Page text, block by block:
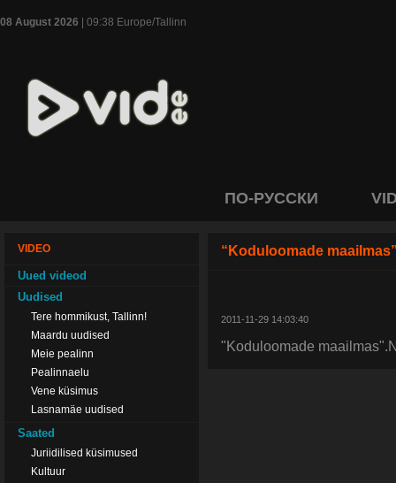
08 August 2026 | 09:38 Europe/Tallinn
ПО-РУССКИ
VIDEO
Uued videod
Uudised
Tere hommikust, Tallinn!
Maardu uudised
Meie pealinn
Pealinnaelu
Vene küsimus
Lasnamäe uudised
Saated
Juriidilised küsimused
Kultuur
“Koduloomade
2011-11-29 14:03:40
"Koduloomade